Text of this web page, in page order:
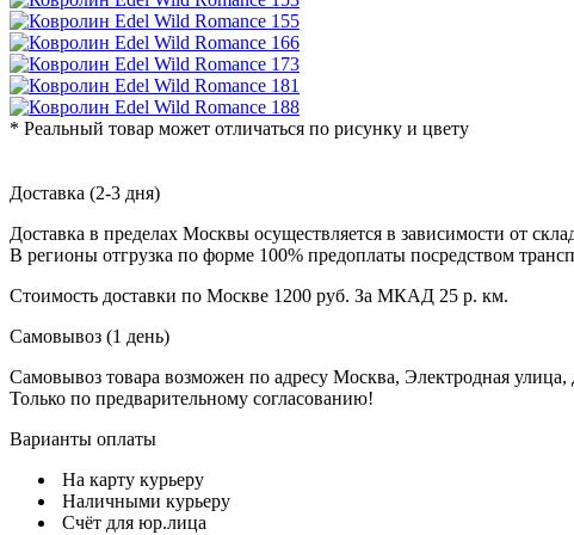
* Реальный товар может отличаться по рисунку и цвету
Доставка (2-3 дня)
Доставка в пределах Москвы осуществляется в зависимости от
В регионы отгрузка по форме 100% предоплаты посредством
Стоимость доставки по Москве 1200 руб. За МКАД 25 р. км.
Самовывоз (1 день)
Самовывоз товара возможен по адресу Москва, Электродная улица,
Только по предварительному согласованию!
Варианты оплаты
На карту курьеру
Наличными курьеру
Счёт для юр.лица